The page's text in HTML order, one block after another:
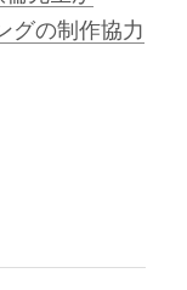
グの制作協力